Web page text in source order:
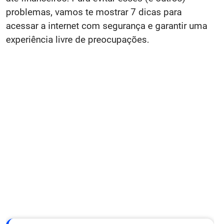
problemas, vamos te mostrar 7 dicas para
acessar a internet com segurança e garantir uma
experiência livre de preocupações.